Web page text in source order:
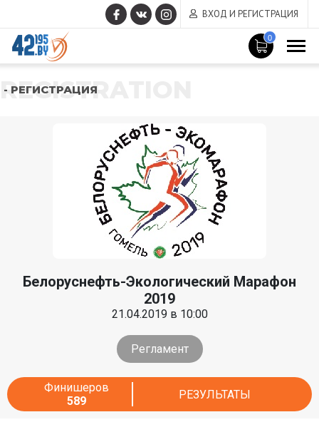
ВХОД И РЕГИСТРАЦИЯ
0
REGISTRATION
- РЕГИСТРАЦИЯ
Белоруснефть-Экологический Марафон
2019
21.04.2019 в 10:00
Регламент
Финишеров
589
РЕЗУЛЬТАТЫ